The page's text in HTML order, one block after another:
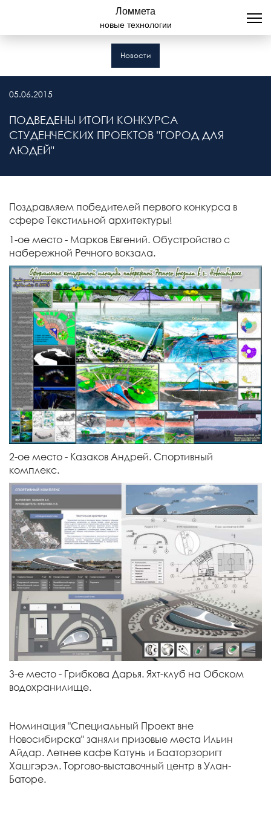
Ломмета
новые технологии
Новости
05.06.2015
ПОДВЕДЕНЫ ИТОГИ КОНКУРСА
СТУДЕНЧЕСКИХ ПРОЕКТОВ "ГОРОД ДЛЯ
ЛЮДЕЙ"
Поздравляем победителей первого конкурса в
сфере Текстильной архитектуры!
1-ое место - Марков Евгений. Обустройство с
набережной Речного вокзала.
2-ое место - Казаков Андрей. Спортивный
комплекс.
3-е место - Грибкова Дарья. Яхт-клуб на Обском
водохранилище.
Номинация "Специальный Проект вне
Новосибирска" заняли призовые места Ильин
Айдар. Летнее кафе Катунь и Бааторзоригт
Хашгэрэл. Торгово-выставочный центр в Улан-
Баторе.